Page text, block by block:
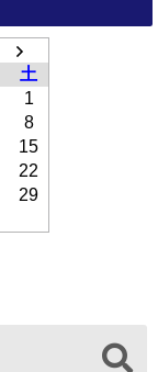
土
1
8
15
22
29